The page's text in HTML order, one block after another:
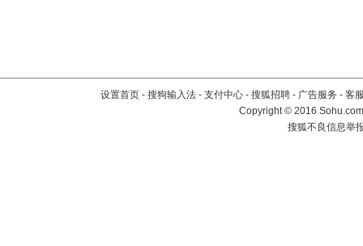
设置首页 - 搜狗输入法 - 支付中心 - 搜狐招聘 - 广告服务 - 客
Copyright©2016
搜狐不良信息举